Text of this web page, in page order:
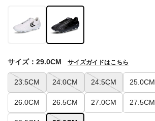
23.5CM 24.0CM 24.5CM 25.0CM
26.0CM 26.5CM 27.0CM 27.5CM
サイズ：29.0CM サイズガイドはこちら